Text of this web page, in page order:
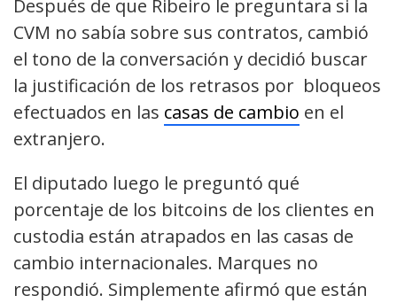
Después de que Ribeiro le preguntara si la
CVM no sabía sobre sus contratos, cambió
el tono de la conversación y decidió buscar
la justificación de los retrasos por bloqueos
efectuados en las casas de cambio en el
extranjero.
El diputado luego le preguntó qué
porcentaje de los bitcoins de los clientes en
custodia están atrapados en las casas de
cambio internacionales. Marques no
respondió. Simplemente afirmó que están